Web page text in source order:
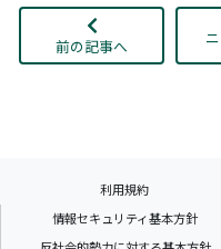
前の記事へ
利用規約
情報セキュリティ基本方針